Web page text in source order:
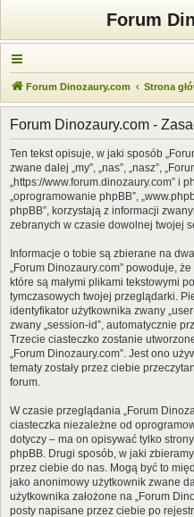
Forum
Forum Dinozaury.com Strona
Forum Dinozaury.com -
Ten tekst opisuje, w jaki sposób
zwane dalej „my”, „nas”, „nasz”,
„https://www.forum.dinozaury.com” i
„oprogramowanie phpBB”,
phpBB”, korzystają z informacji
zebranych w czasie dowolnej twojej
Informacje o tobie są zbierane na
„Forum Dinozaury.com” powoduje,
które są małymi plikami tekstowymi
tymczasowych twojej przeglądarki.
identyfikator użytkownika zwany
zwany „session-id”, automatycznie
Trzecie ciasteczko zostanie
„Forum Dinozaury.com”. Jest ono
tematy zostały przez ciebie
forum.
W czasie przeglądania „Forum
ciasteczka niezależne od
dotyczy – ma on opisywać tylko
phpBB. Drugi sposób, w jaki
przez ciebie do nas. Mogą być to
jako anonimowy użytkownik zwane
użytkownika założone na „Forum
posty napisane przez ciebie po